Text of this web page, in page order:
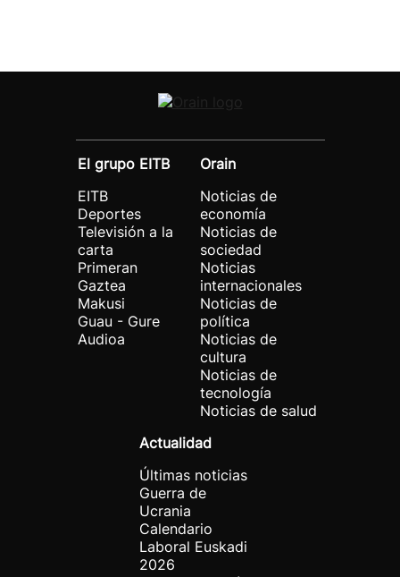
El grupo EITB
EITB
Deportes
Televisión a la
carta
Primeran
Gaztea
Makusi
Guau - Gure
Audioa
Orain
Noticias de
economía
Noticias de
sociedad
Noticias
internacionales
Noticias de
política
Noticias de
cultura
Noticias de
tecnología
Noticias de salud
Actualidad
Últimas noticias
Guerra de
Ucrania
Calendario
Laboral Euskadi
2026